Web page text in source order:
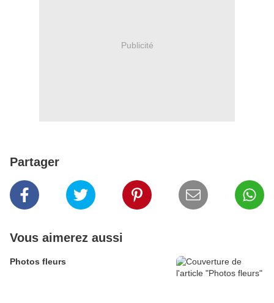
Publicité
Partager
Vous aimerez aussi
Photos fleurs